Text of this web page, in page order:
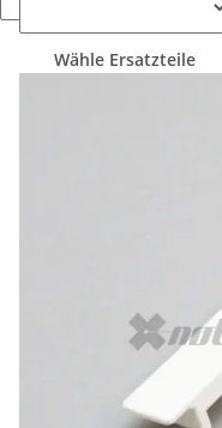
Wähle Ersatzteile